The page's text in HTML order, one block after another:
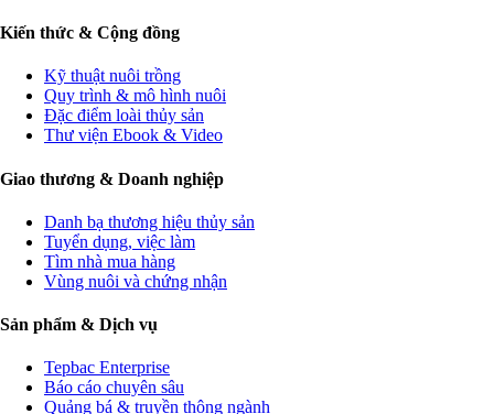
Kiến thức & Cộng đồng
Kỹ thuật nuôi trồng
Quy trình & mô hình nuôi
Đặc điểm loài thủy sản
Thư viện Ebook & Video
Giao thương & Doanh nghiệp
Danh bạ thương hiệu thủy sản
Tuyển dụng, việc làm
Tìm nhà mua hàng
Vùng nuôi và chứng nhận
Sản phẩm & Dịch vụ
Tepbac Enterprise
Báo cáo chuyên sâu
Quảng bá & truyền thông ngành